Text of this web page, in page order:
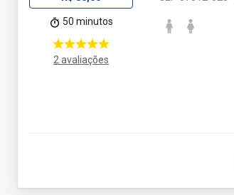
50 minutos
2 avaliações